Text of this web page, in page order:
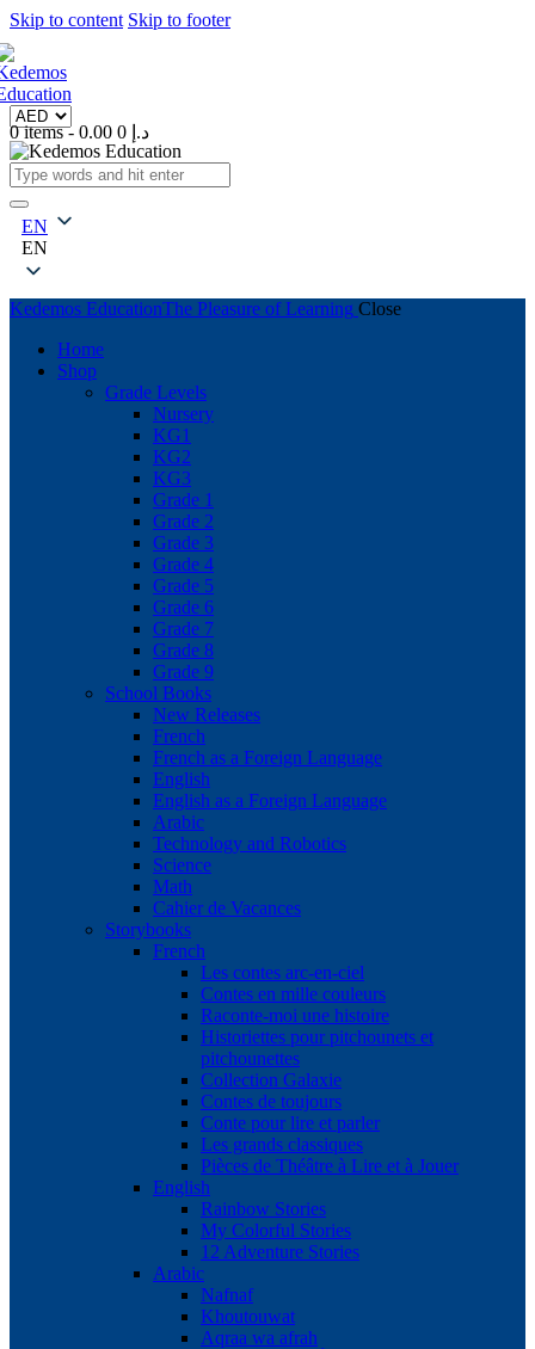
Skip to content Skip to footer
0 items- 0.00 د.إ 0
EN
EN
Kedemos EducationThe Pleasure of Learning Close
Home
Shop
Grade Levels
Nursery
KG1
KG2
KG3
Grade 1
Grade 2
Grade 3
Grade 4
Grade 5
Grade 6
Grade 7
Grade 8
Grade 9
School Books
New Releases
French
French as a Foreign Language
English
English as a Foreign Language
Arabic
Technology and Robotics
Science
Math
Cahier de Vacances
Storybooks
French
Les contes arc-en-ciel
Contes en mille couleurs
Raconte-moi une histoire
Historiettes pour pitchounets et
pitchounettes
Collection Galaxie
Contes de toujours
Conte pour lire et parler
Les grands classiques
Pièces de Théâtre à Lire et à Jouer
English
Rainbow Stories
My Colorful Stories
12 Adventure Stories
Arabic
Nafnaf
Khoutouwat
Aqraa wa afrah